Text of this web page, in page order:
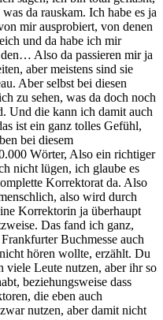
da rauskam. Ich habe es ja
mir ausprobiert, von denen
und da habe ich mir
Also da passieren mir ja
aber meistens sind sie
Aber selbst bei diesen
zu sehen, was da doch noch
Und die kann ich damit auch
ist ein ganz tolles Gefühl,
bei diesem
Wörter, Also ein richtiger
nicht lügen, ich glaube es
Korrektorat da. Also
also wird durch
Korrektorin ja überhaupt
Das fand ich ganz,
Buchmesse auch
hören wollte, erzählt. Du
viele Leute nutzen, aber ihr so
beziehungsweise dass
die eben auch
nutzen, aber damit nicht